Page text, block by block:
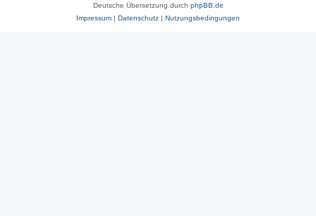
Deutsche Übersetzung durch phpBB.de
Impressum | Datenschutz | Nutzungsbedingungen